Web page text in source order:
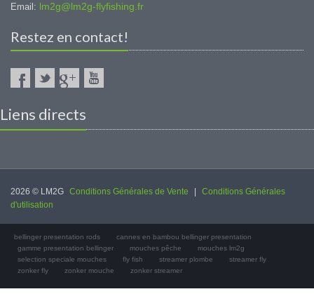
Email: lm2g@lm2g-flyfishing.fr
Restez en contact!
Liens directs
2026 © LM2G Conditions Générales de Vente
Conditions Générales
d'utilisation
bellinger presentation rods
cannes en bambou bellinger presentation
gamme presentation bellinger
mouches pêche
mouches lm2g
selection speciale mouches
fly fish streamer plombe
streamer fly
zonker fly
zonker mouche zonker streamer